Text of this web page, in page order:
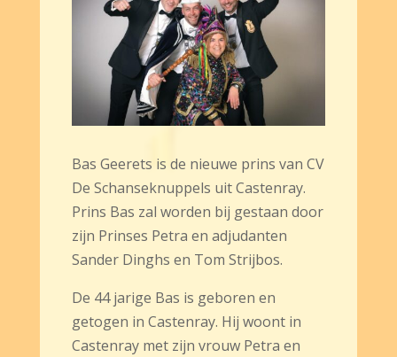
Bas Geerets is de nieuwe prins van CV
De Schanseknuppels uit Castenray.
Prins Bas zal worden bij gestaan door
zijn Prinses Petra en adjudanten
Sander Dinghs en Tom Strijbos.
De 44 jarige Bas is geboren en
getogen in Castenray. Hij woont in
Castenray met zijn vrouw Petra en